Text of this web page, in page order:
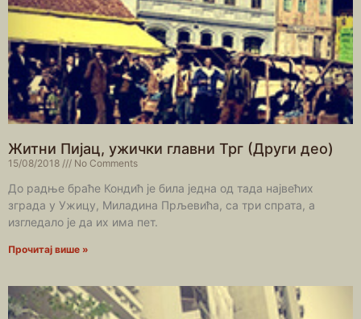
Житни Пијац, ужички главни Трг (Други део)
15/08/2018 No Comments
До радње браће Кондић је била једна од тада највећих
зграда у Ужицу, Миладина Прљевића, са три спрата, а
изгледало је да их има пет.
Прочитај више »